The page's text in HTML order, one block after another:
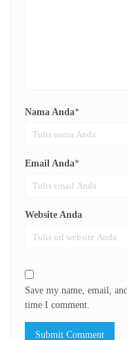
Nama Anda*
Email Anda*
Website Anda
Save my name, email,
time I comment.